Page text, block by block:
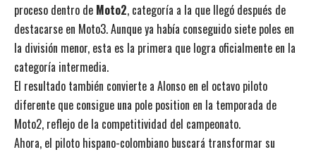
proceso dentro de Moto2, categoría a la que llegó después de
destacarse en Moto3. Aunque ya había conseguido siete poles en
la división menor, esta es la primera que logra oficialmente en la
categoría intermedia.
El resultado también convierte a Alonso en el octavo piloto
diferente que consigue una pole position en la temporada de
Moto2, reflejo de la competitividad del campeonato.
Ahora, el piloto hispano-colombiano buscará transformar su